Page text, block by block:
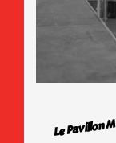
Le Pavillon